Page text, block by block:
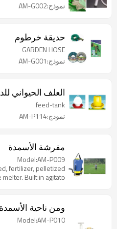
نموذج:AM-G002
حديقة خرطوم
GARDEN HOSE
نموذج:AM-G001
العلف الحيواني
feed-tank
نموذج:AM-P114
مفرشة الأسمدة
Model:AM-P009
fertilizer, pelletized
Built in agitato
ومن ناحية الأسمدة
Model:AM-P010